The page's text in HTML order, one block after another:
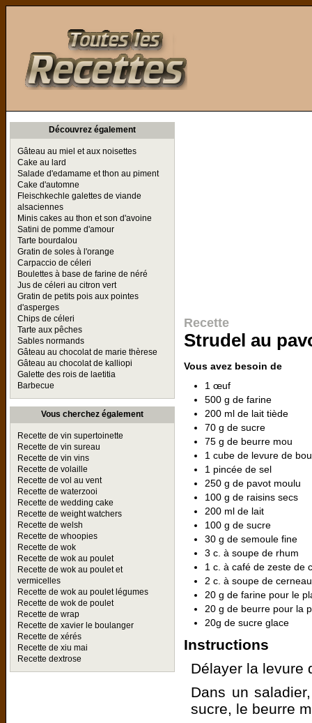
Découvrez également
Gâteau au miel et aux noisettes
Cake au lard
Salade d'edamame et thon au piment
Cake d'automne
Fleischkechle galettes de viande
alsaciennes
Minis cakes au thon et son d'avoine
Satini de pomme d'amour
Tarte bourdalou
Gratin de soles à l'orange
Carpaccio de céleri
Boulettes à base de farine de néré
Jus de céleri au citron vert
Gratin de petits pois aux pointes
d'asperges
Chips de céleri
Tarte aux pêches
Sables normands
Gâteau au chocolat de marie thèrese
Gâteau au chocolat de kalliopi
Galette des rois de laetitia
Barbecue
Vous cherchez également
Recette de vin supertoinette
Recette de vin sureau
Recette de vin vins
Recette de volaille
Recette de vol au vent
Recette de waterzooi
Recette de wedding cake
Recette de weight watchers
Recette de welsh
Recette de whoopies
Recette de wok
Recette de wok au poulet
Recette de wok au poulet et
vermicelles
Recette de wok au poulet légumes
Recette de wok de poulet
Recette de wrap
Recette de xavier le boulanger
Recette de xérés
Recette de xiu mai
Recette dextrose
Recette
Strudel au
Vous avez besoin de
1 œuf
500 g de farine
200 ml de lait tiède
70 g de sucre
75 g de beurre mou
1 cube de levure de
1 pincée de sel
250 g de pavot moulu
100 g de raisins secs
200 ml de lait
100 g de sucre
30 g de semoule fine
3 c. à soupe de rhum
1 c. à café de zeste de
2 c. à soupe de
20 g de farine pour le
20 g de beurre pour la
20g de sucre glace
Instructions
Délayer la levure
Dans un
sucre, le beurre